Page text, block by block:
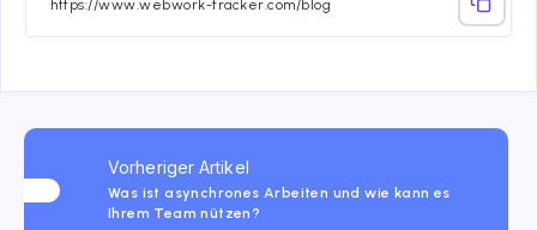
Vorheriger Artikel
Was ist asynchrones Arbeiten und wie kann es
Ihrem Team nützen?